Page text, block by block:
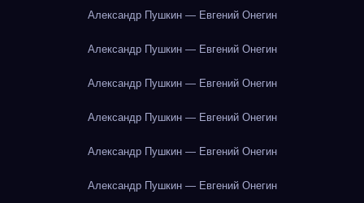
Александр Пушкин — Евгений Онегин
Александр Пушкин — Евгений Онегин
Александр Пушкин — Евгений Онегин
Александр Пушкин — Евгений Онегин
Александр Пушкин — Евгений Онегин
Александр Пушкин — Евгений Онегин